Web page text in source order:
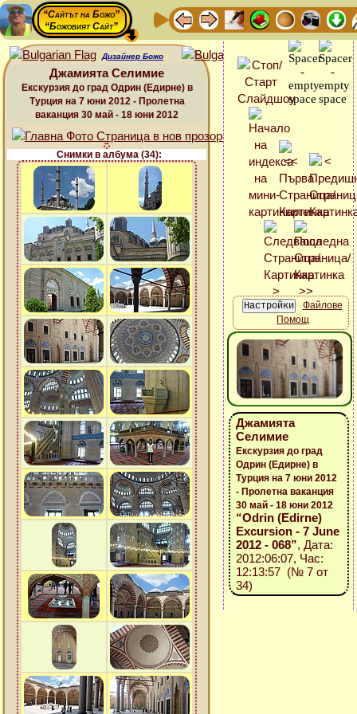
“Сайтът на Божо”
“Божовият Сайт”
Дизайнер Божо
Джамията Селимие
Екскурзия до град Одрин (Едирне) в
Турция на 7 юни 2012 - Пролетна
ваканция 30 май - 18 юни 2012
Снимки в албума (34):
Файлове
Помощ
Джамията
Селимие
Екскурзия до град
Одрин (Едирне) в
Турция на 7 юни 2012
- Пролетна ваканция
30 май - 18 юни 2012
“Odrin (Edirne)
Excursion - 7 June
2012 - 068”, Дата:
2012:06:07, Час:
12:13:57 (№ 7 от
34)